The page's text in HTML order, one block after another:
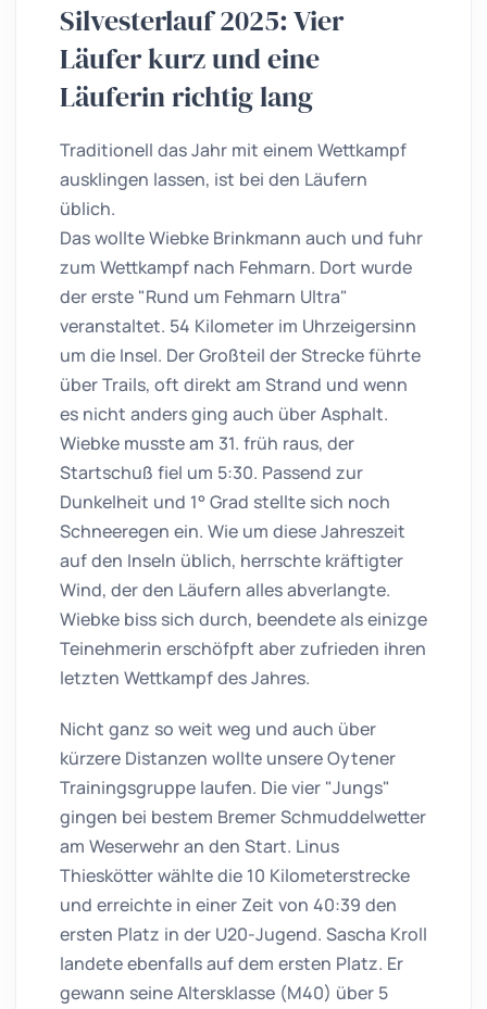
Silvesterlauf 2025: Vier
Läufer kurz und eine
Läuferin richtig lang
Traditionell das Jahr mit einem Wettkampf
ausklingen lassen, ist bei den Läufern
üblich.
Das wollte Wiebke Brinkmann auch und fuhr
zum Wettkampf nach Fehmarn. Dort wurde
der erste "Rund um Fehmarn Ultra"
veranstaltet. 54 Kilometer im Uhrzeigersinn
um die Insel. Der Großteil der Strecke führte
über Trails, oft direkt am Strand und wenn
es nicht anders ging auch über Asphalt.
Wiebke musste am 31. früh raus, der
Startschuß fiel um 5:30. Passend zur
Dunkelheit und 1° Grad stellte sich noch
Schneeregen ein. Wie um diese Jahreszeit
auf den Inseln üblich, herrschte kräftigter
Wind, der den Läufern alles abverlangte.
Wiebke biss sich durch, beendete als einizge
Teinehmerin erschöfpft aber zufrieden ihren
letzten Wettkampf des Jahres.
Nicht ganz so weit weg und auch über
kürzere Distanzen wollte unsere Oytener
Trainingsgruppe laufen. Die vier "Jungs"
gingen bei bestem Bremer Schmuddelwetter
am Weserwehr an den Start. Linus
Thieskötter wählte die 10 Kilometerstrecke
und erreichte in einer Zeit von 40:39 den
ersten Platz in der U20-Jugend. Sascha Kroll
landete ebenfalls auf dem ersten Platz. Er
gewann seine Altersklasse (M40) über 5